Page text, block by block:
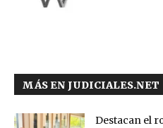
MÁS EN JUDICIALES.NET
Destacan el